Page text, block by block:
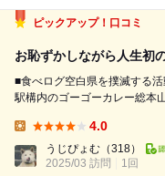
ピックアップ！口コミ
お恥ずかしながら人生初
■食べログ空白県を撲滅する
駅構内のゴーゴーカレー総本
は別の重要拠点という意味で
ど）。。 ■食べログ百名点...
4.0
うじぴょむ （318）
2025/03 訪問
1回